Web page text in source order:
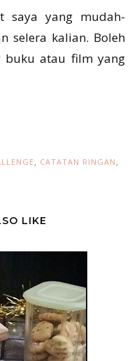
saya yang mudah-
selera kalian. Boleh
buku atau film yang
, CATATAN RINGAN ,
LIKE